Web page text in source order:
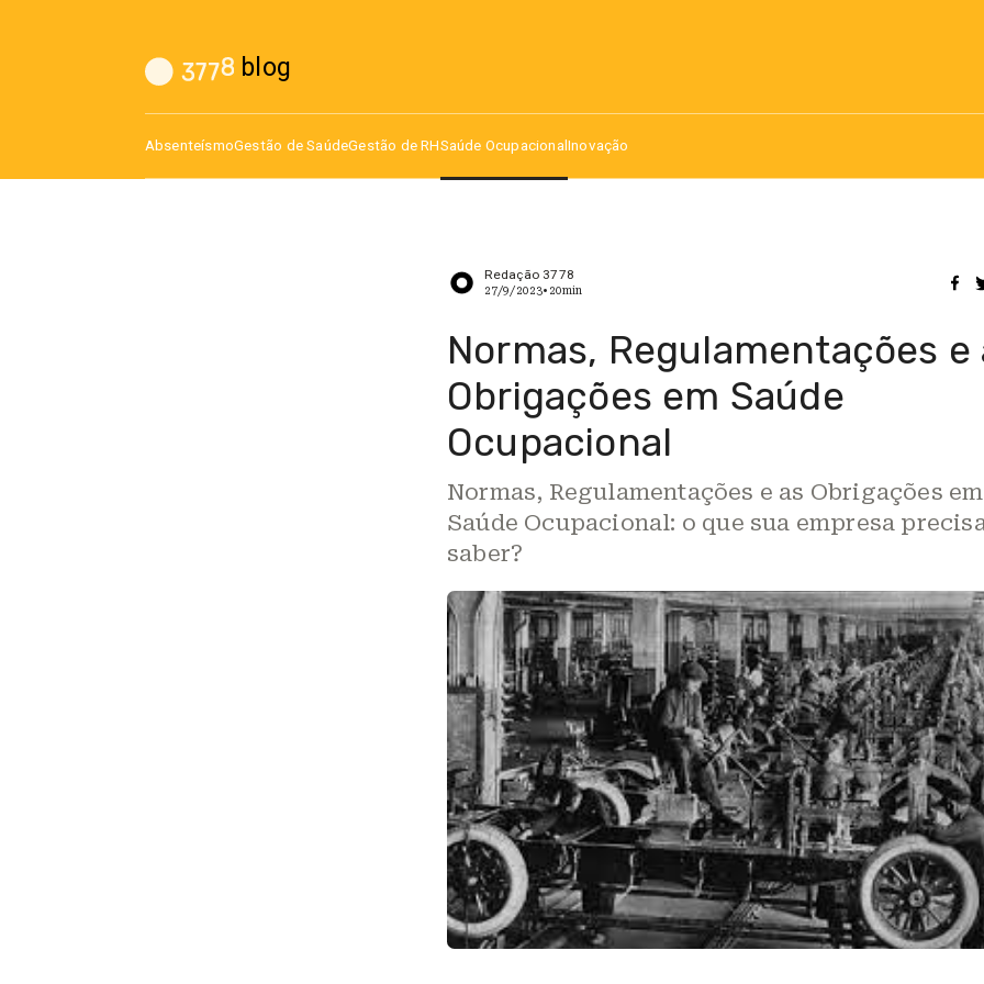
blog
AbsenteísmoGestão de SaúdeGestão de RHSaúde OcupacionalInovação
Redação 3778
27/9/2023• 20min
Normas, Regulamentações e
Obrigações em Saúde
Ocupacional
Normas, Regulamentações e as Obrigações em
Saúde Ocupacional: o que sua empresa
saber?